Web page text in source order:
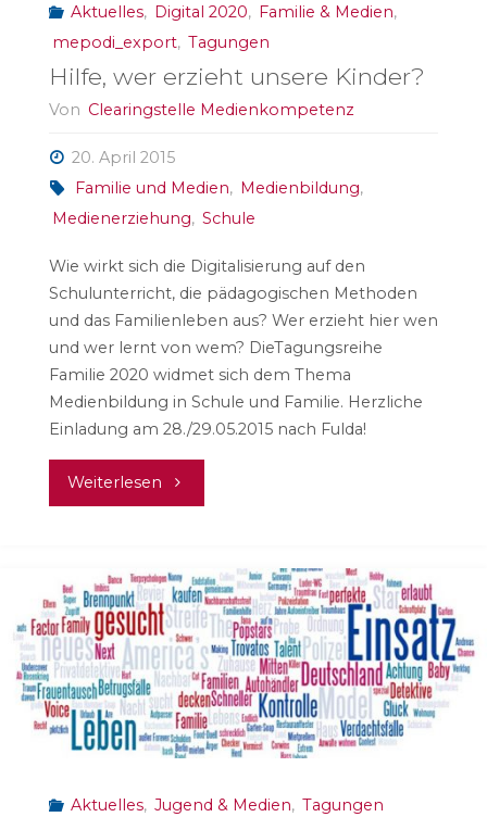
Aktuelles, Digital 2020, Familie & Medien,
mepodi_export, Tagungen
Hilfe, wer erzieht unsere Kinder?
Von Clearingstelle Medienkompetenz
20. April 2015
Familie und Medien, Medienbildung,
Medienerziehung, Schule
Wie wirkt sich die Digitalisierung auf den
Schulunterricht, die pädagogischen Methoden
und das Familienleben aus? Wer erzieht hier wen
und wer lernt von wem? DieTagungsreihe
Familie 2020 widmet sich dem Thema
Medienbildung in Schule und Familie. Herzliche
Einladung am 28./29.05.2015 nach Fulda!
Weiterlesen "Hilfe,
erzieht
unsere
Kinder?"
Aktuelles, Jugend & Medien, Tagungen